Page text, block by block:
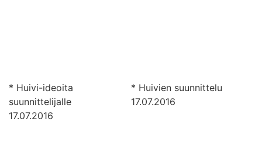
* Huivi-ideoita
suunnittelijalle
17.07.2016
* Huivien suunnittelu
17.07.2016